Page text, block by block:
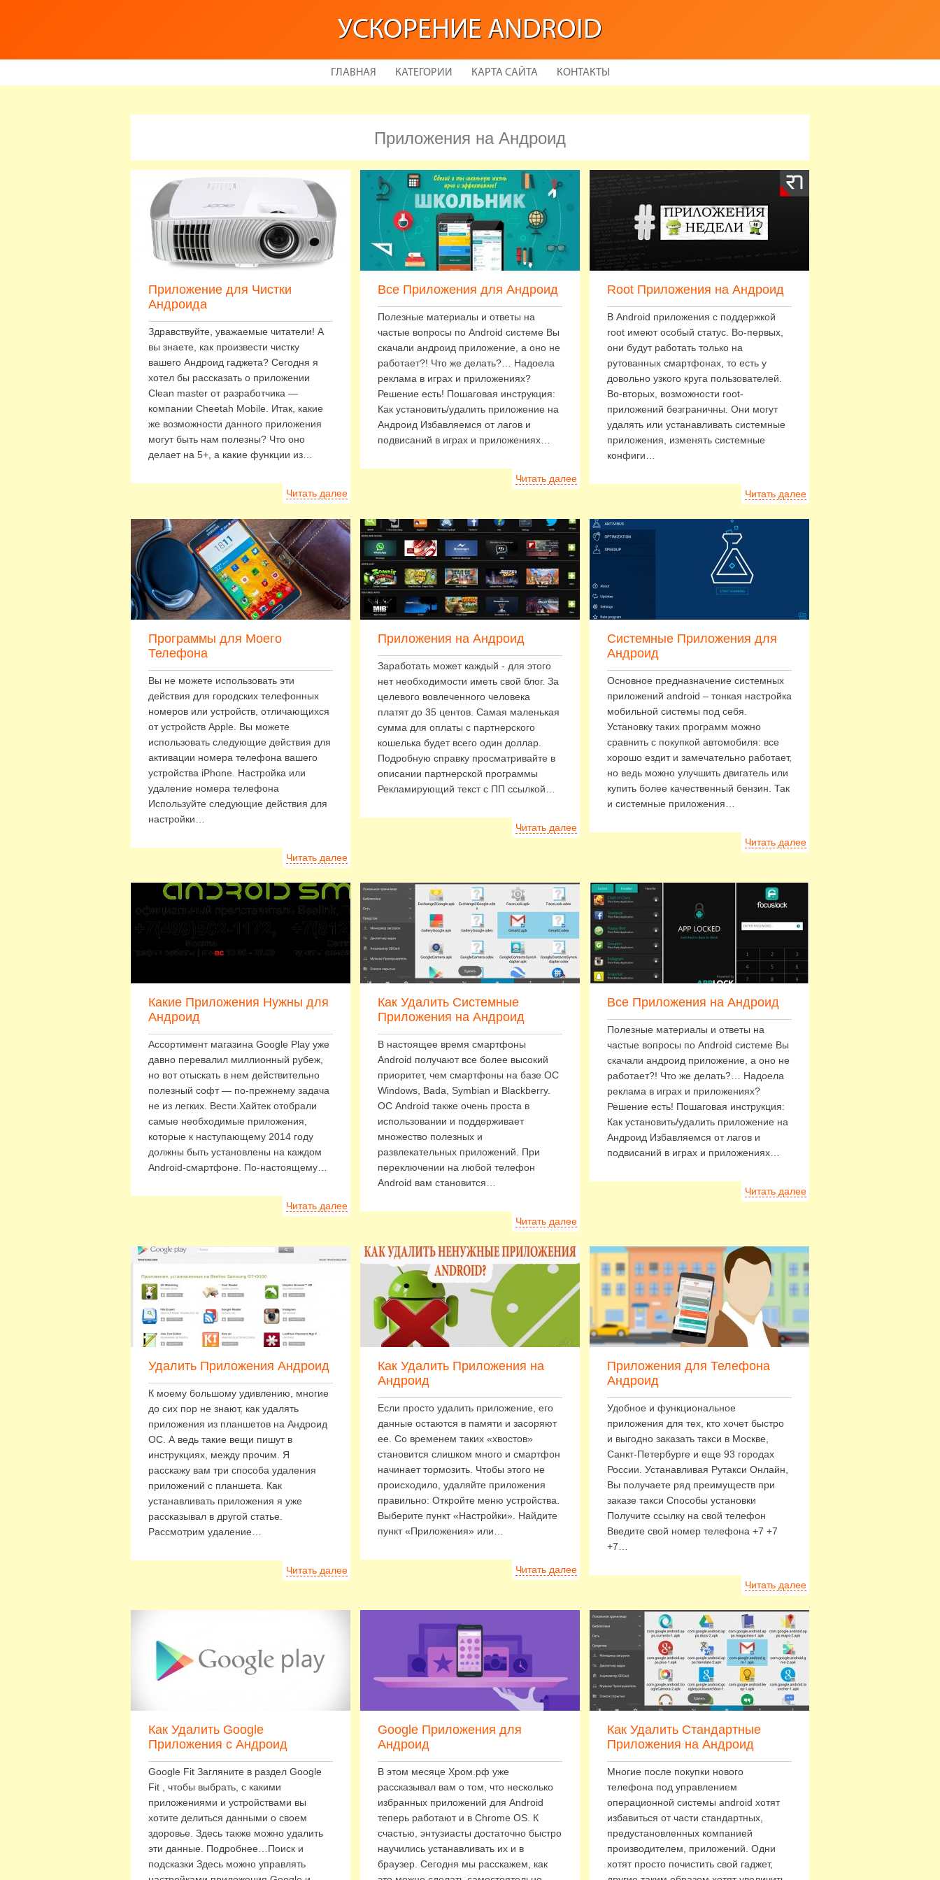
УСКОРЕНИЕ ANDROID
ГЛАВНАЯ КАТЕГОРИИ КАРТА САЙТА КОНТАКТЫ
Приложения на Андроид
Приложение для Чистки
Андроида
Здравствуйте, уважаемые читатели! А
вы знаете, как произвести чистку
вашего Андроид гаджета? Сегодня я
хотел бы рассказать о приложении
Clean master от разработчика —
компании Cheetah Mobile. Итак, какие
же возможности данного приложения
могут быть нам полезны? Что оно
делает на 5+, а какие функции из…
Читать далее
Все Приложения для Андроид
Полезные материалы и ответы на
частые вопросы по Android системе Вы
скачали андроид приложение, а оно не
работает?! Что же делать?… Надоела
реклама в играх и приложениях?
Решение есть! Пошаговая инструкция:
Как установить/удалить приложение на
Андроид Избавляемся от лагов и
подвисаний в играх и приложениях…
Читать далее
Root Приложения на Андроид
В Android приложения с поддержкой
root имеют особый статус. Во-первых,
они будут работать только на
рутованных смартфонах, то есть у
довольно узкого круга пользователей.
Во-вторых, возможности root-
приложений безграничны. Они могут
удалять или устанавливать системные
приложения, изменять системные
конфиги…
Читать далее
Программы для Моего
Телефона
Вы не можете использовать эти
действия для городских телефонных
номеров или устройств, отличающихся
от устройств Apple. Вы можете
использовать следующие действия для
активации номера телефона вашего
устройства iPhone. Настройка или
удаление номера телефона
Используйте следующие действия для
настройки…
Читать далее
Приложения на Андроид
Заработать может каждый - для этого
нет необходимости иметь свой блог. За
целевого вовлеченного человека
платят до 35 центов. Самая маленькая
сумма для оплаты с партнерского
кошелька будет всего один доллар.
Подробную справку просматривайте в
описании партнерской программы
Рекламирующий текст с ПП ссылкой…
Читать далее
Системные Приложения для
Андроид
Основное предназначение системных
приложений android – тонкая настройка
мобильной системы под себя.
Установку таких программ можно
сравнить с покупкой автомобиля: все
хорошо ездит и замечательно работает,
но ведь можно улучшить двигатель или
купить более качественный бензин. Так
и системные приложения…
Читать далее
Какие Приложения Нужны для
Андроид
Ассортимент магазина Google Play уже
давно перевалил миллионный рубеж,
но вот отыскать в нем действительно
полезный софт — по-прежнему задача
не из легких. Вести.Хайтек отобрали
самые необходимые приложения,
которые к наступающему 2014 году
должны быть установлены на каждом
Android-смартфоне. По-настоящему…
Читать далее
Как Удалить Системные
Приложения на Андроид
В настоящее время смартфоны
Android получают все более высокий
приоритет, чем смартфоны на базе ОС
Windows, Bada, Symbian и Blackberry.
ОС Android также очень проста в
использовании и поддерживает
множество полезных и
развлекательных приложений. При
переключении на любой телефон
Android вам становится…
Читать далее
Все Приложения на Андроид
Полезные материалы и ответы на
частые вопросы по Android системе Вы
скачали андроид приложение, а оно не
работает?! Что же делать?… Надоела
реклама в играх и приложениях?
Решение есть! Пошаговая инструкция:
Как установить/удалить приложение на
Андроид Избавляемся от лагов и
подвисаний в играх и приложениях…
Читать далее
Удалить Приложения Андроид
К моему большому удивлению, многие
до сих пор не знают, как удалять
приложения из планшетов на Андроид
ОС. А ведь такие вещи пишут в
инструкциях, между прочим. Я
расскажу вам три способа удаления
приложений с планшета. Как
устанавливать приложения я уже
рассказывал в другой статье.
Рассмотрим удаление…
Читать далее
Как Удалить Приложения на
Андроид
Если просто удалить приложение, его
данные остаются в памяти и засоряют
ее. Со временем таких «хвостов»
становится слишком много и смартфон
начинает тормозить. Чтобы этого не
происходило, удаляйте приложения
правильно: Откройте меню устройства.
Выберите пункт «Настройки». Найдите
пункт «Приложения» или…
Читать далее
Приложения для Телефона
Андроид
Удобное и функциональное
приложения для тех, кто хочет быстро
и выгодно заказать такси в Москве,
Санкт-Петербурге и еще 93 городах
России. Устанавливая Рутакси Онлайн,
Вы получаете ряд преимуществ при
заказе такси Способы установки
Получите ссылку на свой телефон
Введите свой номер телефона +7 +7
+7…
Читать далее
Как Удалить Google
Приложения с Андроид
Google Fit Загляните в раздел Google
Fit , чтобы выбрать, с какими
приложениями и устройствами вы
хотите делиться данными о своем
здоровье. Здесь также можно удалить
эти данные. Подробнее…Поиск и
подсказки Здесь можно управлять
Google Приложения для
Андроид
В этом месяце Хром.рф уже
рассказывал вам о том, что несколько
избранных приложений для Android
теперь работают и в Chrome OS. К
счастью, энтузиасты достаточно быстро
научились устанавливать их и в
браузер. Сегодня мы расскажем, как
Как Удалить Стандартные
Приложения на Андроид
Многие после покупки нового
телефона под управлением
операционной системы android хотят
избавиться от части стандартных,
предустановленных компанией
производителем, приложений. Одни
хотят просто почистить свой гаджет,